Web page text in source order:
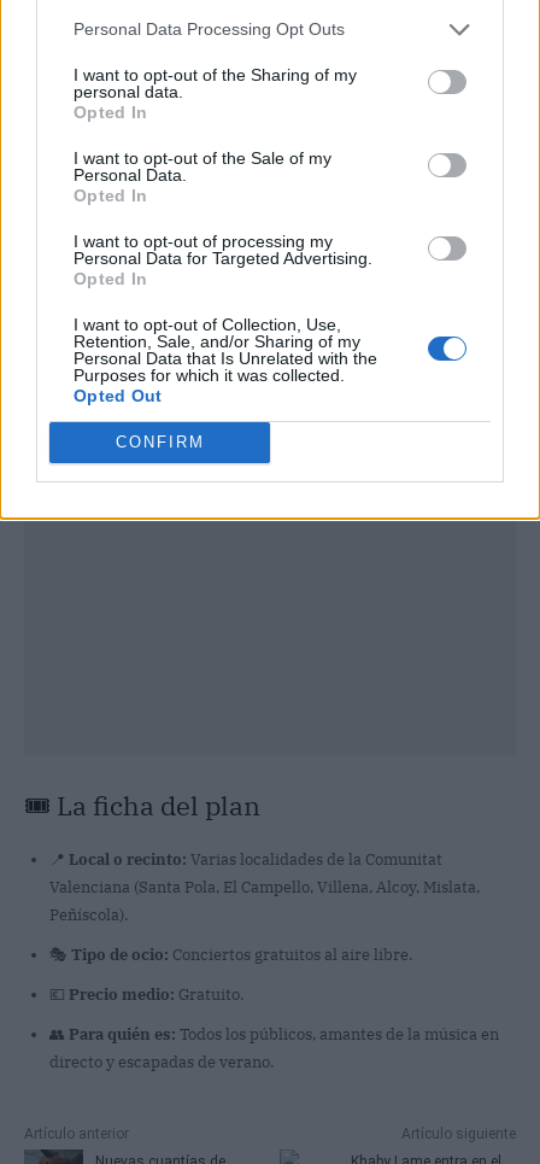
Personal Data Processing Opt Outs
I want to opt-out of the Sharing of my
personal data.
Opted In
I want to opt-out of the Sale of my
Personal Data.
Opted In
I want to opt-out of processing my
Personal Data for Targeted Advertising.
Opted In
I want to opt-out of Collection, Use,
Retention, Sale, and/or Sharing of my
Personal Data that Is Unrelated with the
Purposes for which it was collected.
Opted Out
CONFIRM
🎟️ La ficha del plan
📍 Local o recinto: Varias localidades de la Comunitat
Valenciana (Santa Pola, El Campello, Villena, Alcoy, Mislata,
Peñíscola).
🎭 Tipo de ocio: Conciertos gratuitos al aire libre.
💶 Precio medio: Gratuito.
👥 Para quién es: Todos los públicos, amantes de la música en
directo y escapadas de verano.
Artículo anterior
Artículo siguiente